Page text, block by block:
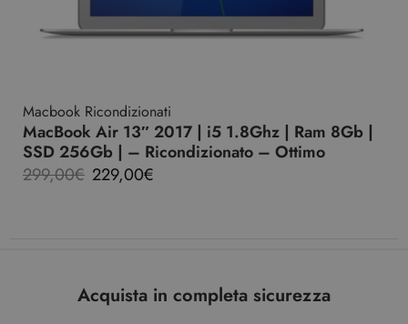
Macbook Ricondizionati
MacBook Air 13″ 2017 | i5 1.8Ghz | Ram 8Gb |
SSD 256Gb | – Ricondizionato – Ottimo
299,00€ 229,00€
Acquista in completa sicurezza